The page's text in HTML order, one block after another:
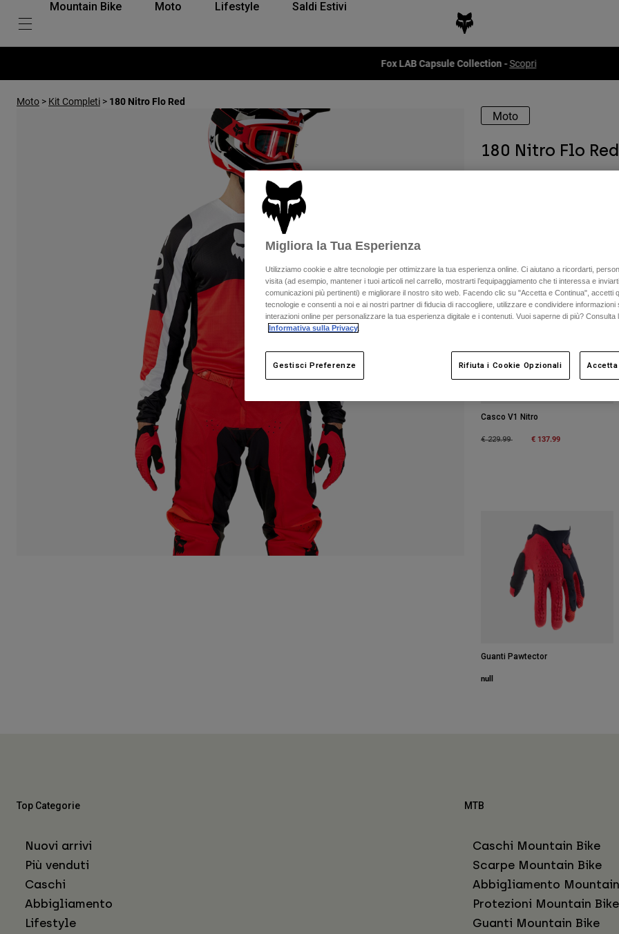
Mountain Bike Moto Lifestyle Saldi Estivi
Fox LAB Capsule Collection -Scopri
Moto > Kit Completi > 180 Nitro Flo Red
Moto
180 Nitro Flo Red
Disponibile in 6 colori:
Casco V1 Nitro
Price reduced from
€ 229.99to € 137.99
Guanti Pawtector
null
Top Categorie
Nuovi arrivi
Più venduti
Caschi
Abbigliamento
Lifestyle
MTB
Caschi Mountain Bike
Scarpe Mountain Bike
Abbigliamento
Protezioni Mountain Bike
Guanti Mountain Bike
Migliora la Tua Esperienza
Utilizziamo cookie e altre tecnologie per ottimizzare la tua esperienza online. Ci aiutano a ricordarti,
visita (ad esempio, mantener i tuoi articoli nel carrello, mostrarti l’equipaggiamento che ti interessa e
comunicazioni più pertinenti) e migliorare il nostro sito web. Facendo clic su "Accetta e Continua", accetti
tecnologie e consenti a noi e ai nostri partner di fiducia di raccogliere, utilizzare e condividere informazioni
interazioni online per personalizzare la tua esperienza digitale e i contenuti. Vuoi saperne di più? Consulta
Informativa sulla Privacy
Gestisci Preferenze Rifiuta i Cookie Opzionali